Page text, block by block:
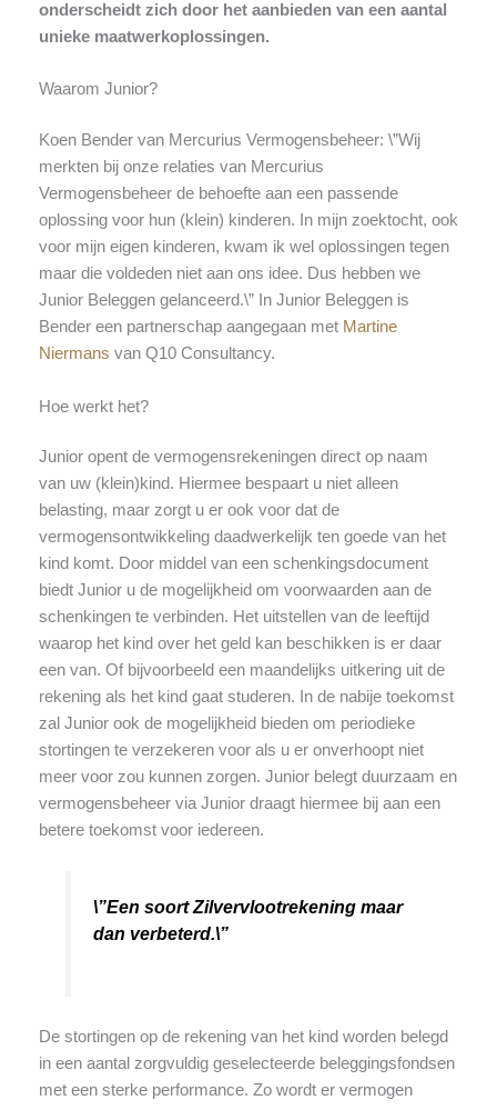
onderscheidt zich door het aanbieden van een aantal
unieke maatwerkoplossingen.
Waarom Junior?
Koen Bender van Mercurius Vermogensbeheer: \”Wij
merkten bij onze relaties van Mercurius
Vermogensbeheer de behoefte aan een passende
oplossing voor hun (klein) kinderen. In mijn zoektocht, ook
voor mijn eigen kinderen, kwam ik wel oplossingen tegen
maar die voldeden niet aan ons idee. Dus hebben we
Junior Beleggen gelanceerd.\” In Junior Beleggen is
Bender een partnerschap aangegaan met Martine
Niermans van Q10 Consultancy.
Hoe werkt het?
Junior opent de vermogensrekeningen direct op naam
van uw (klein)kind. Hiermee bespaart u niet alleen
belasting, maar zorgt u er ook voor dat de
vermogensontwikkeling daadwerkelijk ten goede van het
kind komt. Door middel van een schenkingsdocument
biedt Junior u de mogelijkheid om voorwaarden aan de
schenkingen te verbinden. Het uitstellen van de leeftijd
waarop het kind over het geld kan beschikken is er daar
een van. Of bijvoorbeeld een maandelijks uitkering uit de
rekening als het kind gaat studeren. In de nabije toekomst
zal Junior ook de mogelijkheid bieden om periodieke
stortingen te verzekeren voor als u er onverhoopt niet
meer voor zou kunnen zorgen. Junior belegt duurzaam en
vermogensbeheer via Junior draagt hiermee bij aan een
betere toekomst voor iedereen.
\”Een soort Zilvervlootrekening maar
dan verbeterd.\”
De stortingen op de rekening van het kind worden belegd
in een aantal zorgvuldig geselecteerde beleggingsfondsen
met een sterke performance. Zo wordt er vermogen